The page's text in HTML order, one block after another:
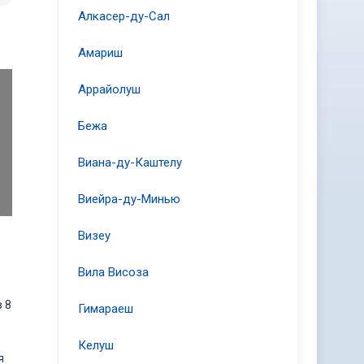
8
Алкасер-ду-Сал
Амариш
Аррайолуш
Бежа
Виана-ду-Каштелу
Виейра-ду-Минью
Визеу
Вила Висоза
Гимараеш
Келуш